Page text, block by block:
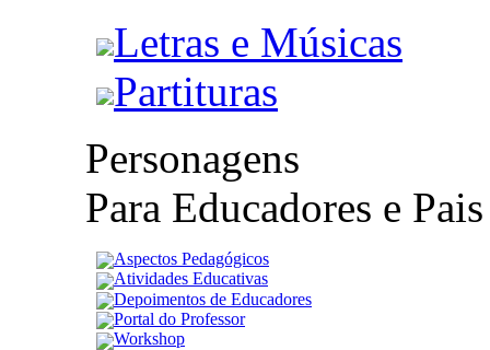
Letras e Músicas
Partituras
Personagens
Para Educadores e Pais
Aspectos Pedagógicos
Atividades Educativas
Depoimentos de Educadores
Portal do Professor
Workshop